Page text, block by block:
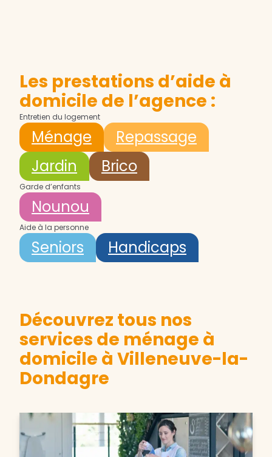
Les prestations d’aide à
domicile de l’agence :
Entretien du logement
Ménage
Repassage
Jardin
Brico
Garde d’enfants
Nounou
Aide à la personne
Seniors Handicaps
Découvrez tous nos
services de ménage à
domicile à Villeneuve-la-
Dondagre